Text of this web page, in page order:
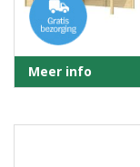
Meer info